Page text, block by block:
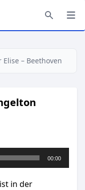
Elise – Beethoven
00:00
in der